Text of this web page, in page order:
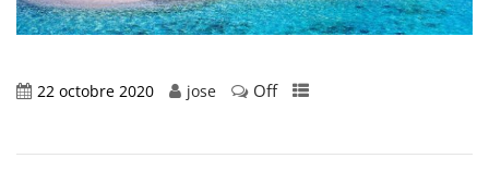
22 octobre 2020 jose Off